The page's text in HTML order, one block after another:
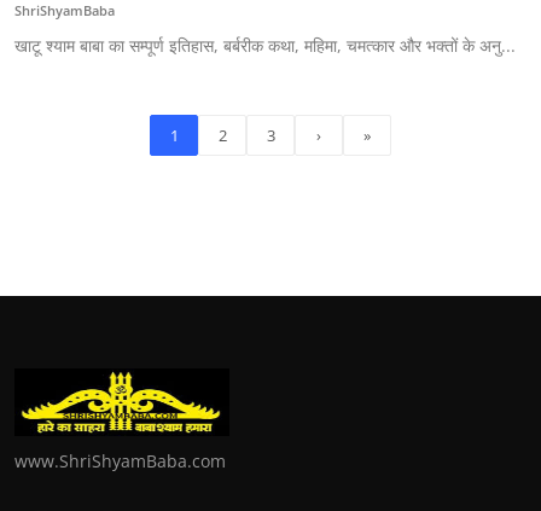
ShriShyamBaba
खाटू श्याम बाबा का सम्पूर्ण इतिहास, बर्बरीक कथा, महिमा, चमत्कार और भक्तों के अनु...
1 2 3 › »
www.ShriShyamBaba.com